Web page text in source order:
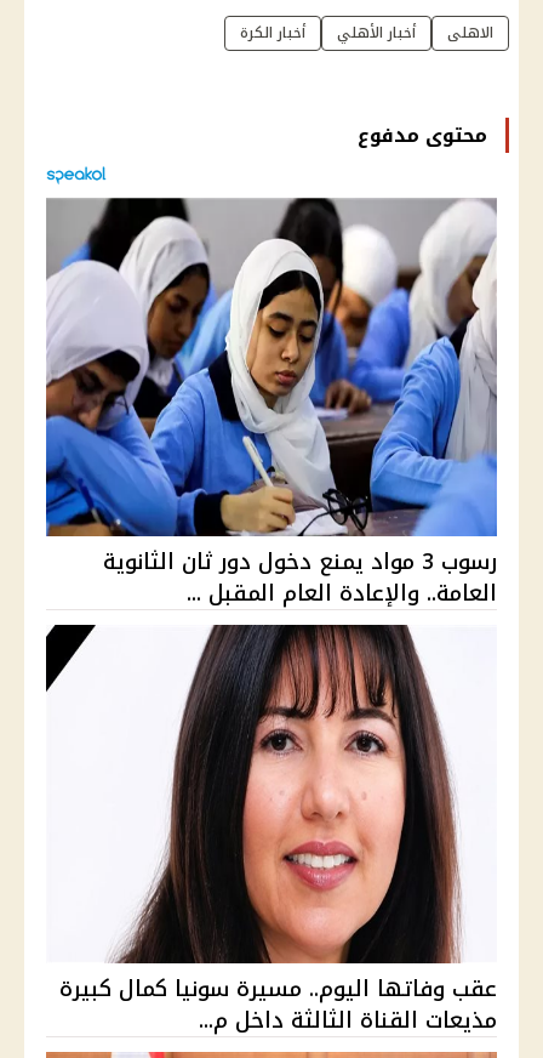
الاهلى أخبار الأهلي أخبار الكرة
محتوى مدفوع
رسوب 3 مواد يمنع دخول دور ثان الثانوية
العامة.. والإعادة العام المقبل ...
عقب وفاتها اليوم.. مسيرة سونيا كمال كبيرة
مذيعات القناة الثالثة داخل م...